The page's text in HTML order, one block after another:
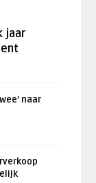
jaar
naar